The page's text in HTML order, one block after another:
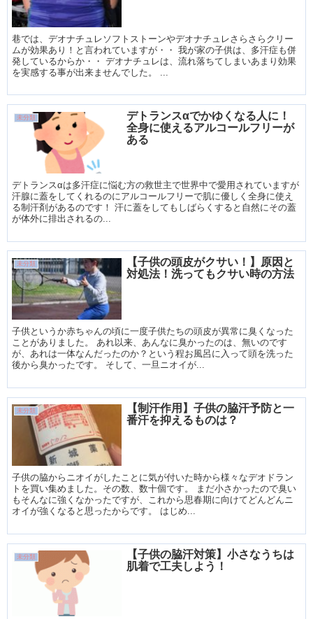
巷では、デオナチュレソフトストーンやデオナチュレさらさらクリー
ムが効果あり！と言われていますが・・ 我が家の子供は、多汗症も併
発しているからか・・ デオナチュレは、流れ落ちてしまいあまり効果
を実感する事が出来ませんでした。 ...
未分類
デトランスαでかゆくなる人に！
全身に使えるアルコールフリーが
ある
デトランスαは多汗症に悩む方の救世主で世界中で愛用されていますが
汗腺に蓋をしてくれるのにアルコールフリーで肌に優しく全身に使え
る制汗剤があるのです！ 汗に蓋をしてもしばらくすると自然にその蓋
が体外に排出されるの...
未分類
【子供の頭皮がクサい！】原因と
対処法！洗ってもクサい時の方法
子供というか赤ちゃんの頃に一度子供たちの頭皮が異常に臭くなった
ことがありました。 あれ以来、あんなに臭かったのは、無いのです
が、あれは一体なんだったのか？という程お風呂に入って頭を洗った
後から臭かったです。 そして、一旦ニオイが...
未分類
【制汗作用】子供の脇汗予防と一
番汗を抑えるものは？
子供の脇からニオイがしたことに気が付いた時から様々なデオドラン
トを買い集めました。その数、数十個です。 まだ小さかったので臭い
もそんなに強くなかったですが、これから思春期に向けてどんどんニ
オイが強くなると思ったからです。 はじめ...
未分類
【子供の脇汗対策】小さなうちは
肌着で工夫しよう！